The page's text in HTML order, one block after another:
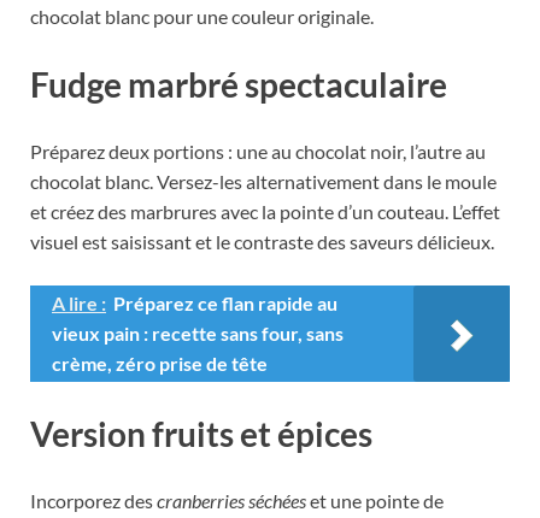
chocolat blanc pour une couleur originale.
Fudge marbré spectaculaire
Préparez deux portions : une au chocolat noir, l’autre au
chocolat blanc. Versez-les alternativement dans le moule
et créez des marbrures avec la pointe d’un couteau. L’effet
visuel est saisissant et le contraste des saveurs délicieux.
A lire : Préparez ce flan rapide au
vieux pain : recette sans four, sans
crème, zéro prise de tête
Version fruits et épices
Incorporez descranberries séchéeset une pointe de